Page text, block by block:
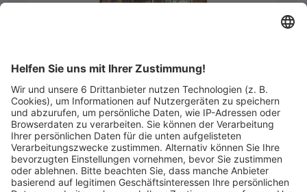
Artikel-ID: 1011
Weinprobe für 10 Personen im
Weingut Engler
Weingut Engler